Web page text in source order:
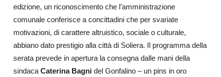
edizione, un riconoscimento che l’amministrazione
comunale conferisce a concittadini che per svariate
motivazioni, di carattere altruistico, sociale o culturale,
abbiano dato prestigio alla città di Soliera. Il programma della
serata prevede in apertura la consegna dalle mani della
sindaca Caterina Bagnidel Gonfalino – un pins in oro